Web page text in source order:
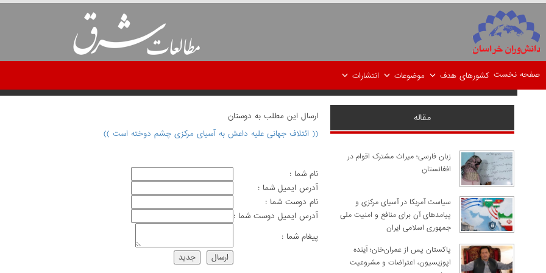
صفحه نخست کشورهای هدف موضوعات انتشارات
مقاله
زبان فارسی؛ میراث مشترک اقوام در
افغانستان
سیاست آمریکا در آسیای مرکزی و
پیامدهای آن برای منافع و امنیت ملی
جمهوری اسلامی ایران
پاکستان پس از عمران‌خان؛ آینده
اپوزیسیون، اعتراضات و مشروعیت
ارسال اين مطلب به دوستان
(( ائتلاف جهانی علیه داعش به آسیای مرکزی چشم دوخته است ))
نام شما :
آدرس ايميل شما :
نام دوست شما :
آدرس ايميل دوست شما :
پيغام شما :
ارسال
جديد